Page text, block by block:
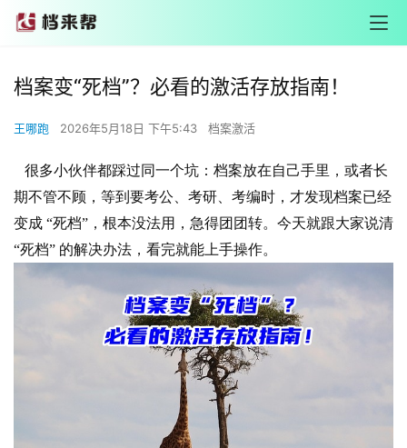
档案变“死档”？必看的激活存放指南！
王哪跑 2026年5月18日 下午5:43 档案激活
很多小伙伴都踩过同一个坑：档案放在自己手里，或者长
期不管不顾，等到要考公、考研、考编时，才发现档案已经
变成 “死档”，根本没法用，急得团团转。今天就跟大家说清
“死档” 的解决办法，看完就能上手操作。